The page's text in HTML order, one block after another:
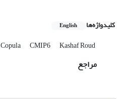
کلیدواژه‌ها English
Copula CMIP6 Kashaf Roud
مراجع